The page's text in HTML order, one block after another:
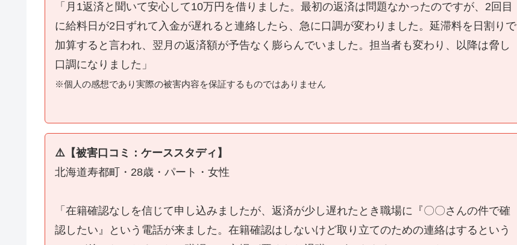
「月1返済と聞いて安心して10万円を借りました。最初の返済は問題なかったのですが、2回目
に給料日が2日ずれて入金が遅れると連絡したら、急に口調が変わりました。延滞料を日割りで
加算すると言われ、翌月の返済額が予告なく膨らんでいました。担当者も変わり、以降は脅し
口調になりました」
※個人の感想であり実際の被害内容を保証するものではありません
⚠️【被害口コミ：ケーススタディ】
北海道寿都町・28歳・パート・女性
「在籍確認なしを信じて申し込みましたが、返済が少し遅れたとき職場に『〇〇さんの件で確
認したい』という電話が来ました。在籍確認はしないけど取り立てのための連絡はするという